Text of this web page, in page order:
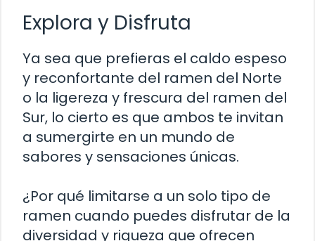
Explora y Disfruta
Ya sea que prefieras el caldo espeso
y reconfortante del ramen del Norte
o la ligereza y frescura del ramen del
Sur, lo cierto es que ambos te invitan
a sumergirte en un mundo de
sabores y sensaciones únicas.
¿Por qué limitarse a un solo tipo de
ramen cuando puedes disfrutar de la
diversidad y riqueza que ofrecen